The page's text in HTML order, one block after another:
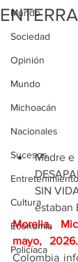
Mundo
Sociedad
Opinión
Mundo
Michoacán
Nacionales
Sucesos
Entretenimiento
Cultura
Economía
Policíaca
Madre e
SIN
estaban
Morelia,
mayo, 2026
Colombia